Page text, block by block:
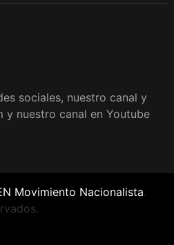
sociales, nuestro canal y
y nuestro canal en Youtube
Movimiento Nacionalista.